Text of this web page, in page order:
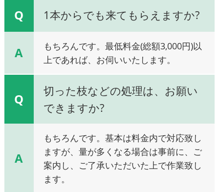
Q 1本からでも来てもらえますか?
A
もちろんです。最低料金(総額3,000円)以
上であれば、お伺いいたします。
Q
切った枝などの処理は、お願い
できますか?
A
もちろんです。基本は料金内で対応致し
ますが、量が多くなる場合は事前に、ご
案内し、ご了承いただいた上で作業致し
ます。